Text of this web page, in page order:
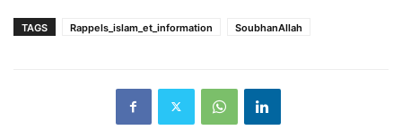
TAGS Rappels_islam_et_information SoubhanAllah